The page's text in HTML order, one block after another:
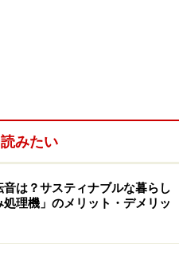
みたい
音は？サスティナブルな暮らし
理機」のメリット・デメリッ